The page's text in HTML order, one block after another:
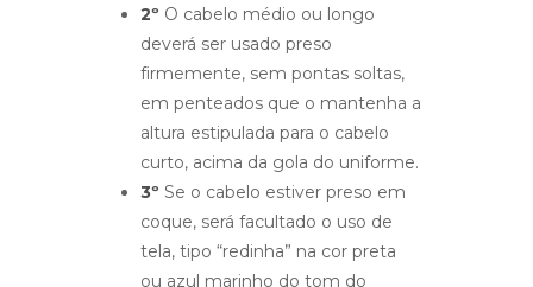
2º O cabelo médio ou longo
deverá ser usado preso
firmemente, sem pontas soltas,
em penteados que o mantenha a
altura estipulada para o cabelo
curto, acima da gola do uniforme.
3º Se o cabelo estiver preso em
coque, será facultado o uso de
tela, tipo “redinha” na cor preta
ou azul marinho do tom do